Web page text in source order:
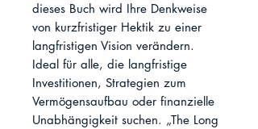
dieses Buch wird Ihre Denkweise
von kurzfristiger Hektik zu einer
langfristigen Vision verändern.
Ideal für alle, die langfristige
Investitionen, Strategien zum
Vermögensaufbau oder finanzielle
Unabhängigkeit suchen. „The Long